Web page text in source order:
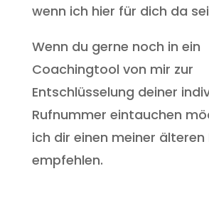
wenn ich hier für dich da
Wenn du gerne noch in ein
Coachingtool von mir zur
Entschlüsselung deiner
Rufnummer eintauchen
ich dir einen meiner
empfehlen.